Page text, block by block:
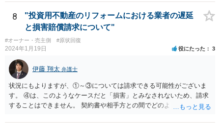
観のみの臭気の請求は認められず、オーナーの請求が認められるため
には、客観的な証拠が必要です。訴訟を提起されたとしても、オーナ
ーの請求が認容される可能性は小さいと思います。
8
"投資用不動産のリフォームにおける業者の遅延
と損害賠償請求について"
#オーナー・売主側 #原状回復
2024年1月19日 役にたった 3
伊藤 翔太 弁護士
状況にもよりますが、①～③については請求できる可能性がございま
す。 ④は、このようなケースだと「損害」とみなされないため、請求
することはできません。 契約書や相手方との間でどのようなやりとり
わってくるかと思いますので、一度お近くの法律事務所に相談された